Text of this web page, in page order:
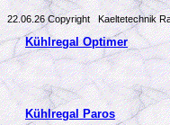
Kühlregal Optimer
Kühlregal Paros
22.06.26 Copyright Kaeltetechnik